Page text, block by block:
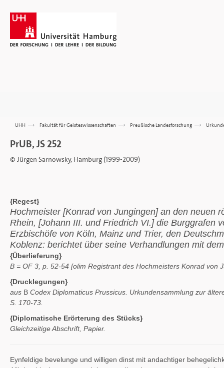
UHH >>> Fakultät für Geisteswissenschaften >>> Preußische Landesforschung >>>
PrUB, JS 252
© Jürgen Sarnowsky, Hamburg (1999-2009)
{Regest}
Hochmeister [Konrad von Jungingen] an den neuen
Rhein, [Johann III. und Friedrich VI.] die Burggrafen
Erzbischöfe von Köln, Mainz und Trier, den
Koblenz: berichtet über seine Verhandlungen mit
{Überlieferung}
B = OF 3, p. 52-54 [olim Registrant des Hochmeisters Konrad von
{Drucklegungen}
aus B Codex Diplomaticus Prussicus. Urkundensammlung zur
S. 170-73.
{Diplomatische Erörterung des Stücks}
Gleichzeitige Abschrift, Papier.
Eynfeldige bevelunge und willigen dinst mit andachtiger